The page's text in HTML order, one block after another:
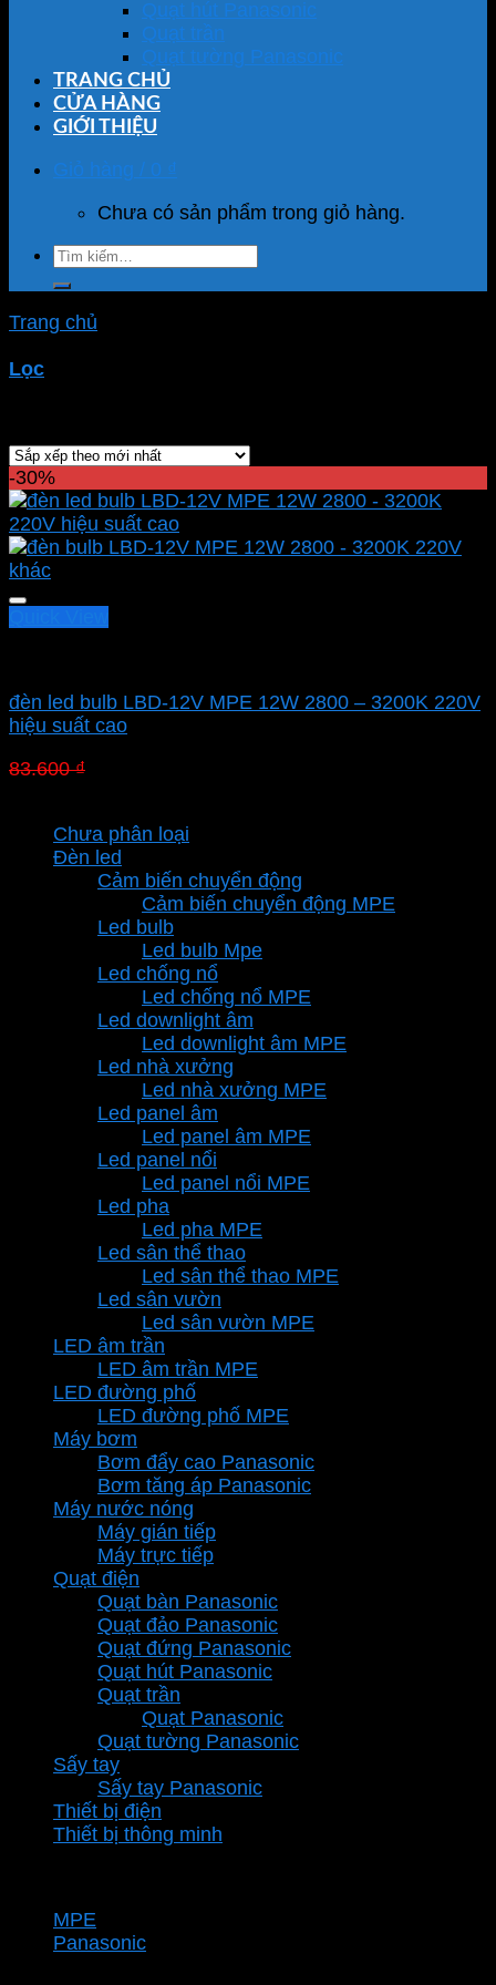
Quạt hút Panasonic
Quạt trần
Quạt tường Panasonic
TRANG CHỦ
CỬA HÀNG
GIỚI THIỆU
Giỏ hàng / 0 ₫
Chưa có sản phẩm trong giỏ hàng.
Tìm
kiếm:
Trang chủ
Lọc
-30%
đèn led bulb LBD-12V MPE 12W 2800 – 3200K 220V
hiệu suất cao
83.600₫
83.600 ₫.là:
Chưa phân loại
Đèn led
Cảm biến chuyển động
Cảm biến chuyển động MPE
Led bulb
Led bulb Mpe
Led chống nổ
Led chống nổ MPE
Led downlight âm
Led downlight âm MPE
Led nhà xưởng
Led nhà xưởng MPE
Led panel âm
Led panel âm MPE
Led panel nổi
Led panel nổi MPE
Led pha
Led pha MPE
Led sân thể thao
Led sân thể thao MPE
Led sân vườn
Led sân vườn MPE
LED âm trần
LED âm trần MPE
LED đường phố
LED đường phố MPE
Máy bơm
Bơm đẩy cao Panasonic
Bơm tăng áp Panasonic
Máy nước nóng
Máy gián tiếp
Máy trực tiếp
Quạt điện
Quạt bàn Panasonic
Quạt đảo Panasonic
Quạt đứng Panasonic
Quạt hút Panasonic
Quạt trần
Quạt Panasonic
Quạt tường Panasonic
Sấy tay
Sấy tay Panasonic
Thiết bị điện
Thiết bị thông minh
MPE
Panasonic